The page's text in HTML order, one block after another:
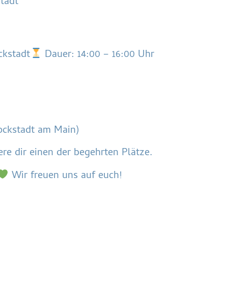
Dauer: 14:00 – 16:00 Uhr
am Main)
dir einen der begehrten Plätze.
Wir freuen uns auf euch!